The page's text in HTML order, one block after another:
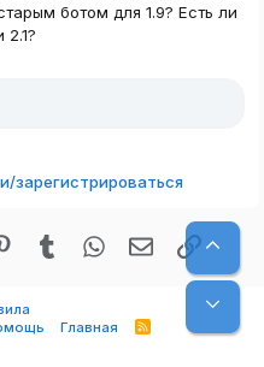
ботом для 1.9? Есть ли
зарегистрироваться
PinterestTumblr WhatsApp Ссылка
Главная
R